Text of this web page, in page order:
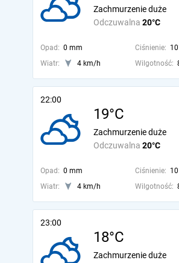
Odczuwalna 20°C
Zachmurzenie duże
Opad: 0 mm Ciśnienie:
Wiatr:
4 km/h Wilgotność:
22:00
19°C
Odczuwalna 20°C
Zachmurzenie duże
Opad: 0 mm Ciśnienie:
Wiatr:
4 km/h Wilgotność:
23:00
18°C
Zachmurzenie duże